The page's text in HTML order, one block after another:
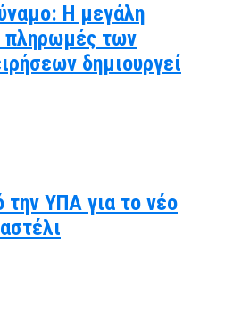
Η μεγάλη
πληρωμές των
δημιουργεί
την ΥΠΑ για το νέο